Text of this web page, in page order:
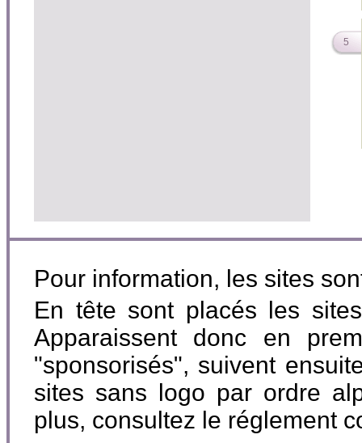
5
Pour information, les sites
En tête sont placés les
Apparaissent donc en
"sponsorisés", suivent
sites sans logo par ordre
plus, consultez le réglement